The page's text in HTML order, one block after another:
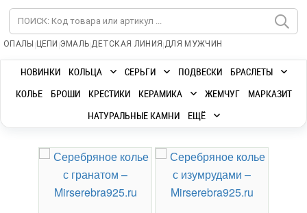
ОПАЛЫ | ЦЕПИ |ЭМАЛЬ|ДЕТСКАЯ ЛИНИЯ |ДЛЯ МУЖЧИН
НОВИНКИ КОЛЬЦА СЕРЬГИ ПОДВЕСКИ
БРАСЛЕТЫ
КОЛЬЕ
БРОШИ КРЕСТИКИ КЕРАМИКА ЖЕМЧУГ
МАРКАЗИТ
НАТУРАЛЬНЫЕ КАМНИ
ЕЩЁ